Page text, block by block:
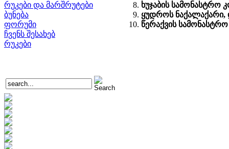
რუკები და მარშრუტები
ბუნება
ფორუმი
ჩვენს შესახებ
რუკები
ხუჯაბის სამონასტრო
ყუდროს ნაქალაქარი,
წერაქვის